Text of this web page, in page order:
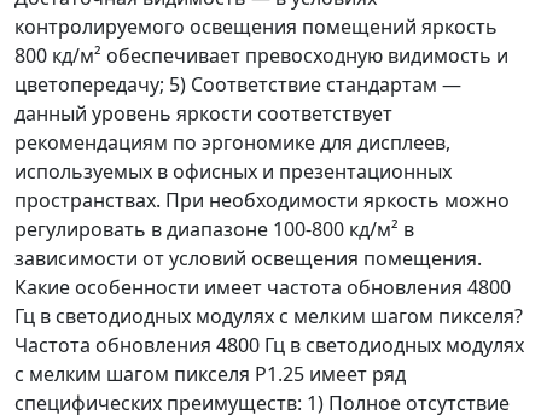
контролируемого освещения помещений яркость
800 кд/м² обеспечивает превосходную видимость и
цветопередачу; 5) Соответствие стандартам —
данный уровень яркости соответствует
рекомендациям по эргономике для дисплеев,
используемых в офисных и презентационных
пространствах. При необходимости яркость можно
регулировать в диапазоне 100-800 кд/м² в
зависимости от условий освещения помещения.
Какие особенности имеет частота обновления 4800
Гц в светодиодных модулях с мелким шагом пикселя?
Частота обновления 4800 Гц в светодиодных модулях
с мелким шагом пикселя P1.25 имеет ряд
специфических преимуществ: 1) Полное отсутствие